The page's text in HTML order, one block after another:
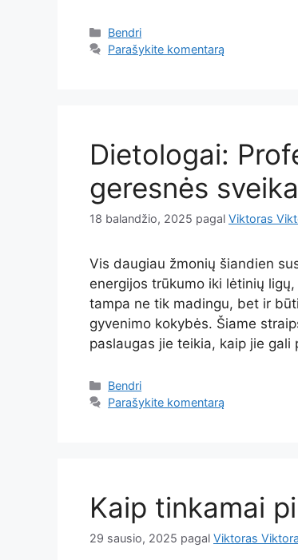
Kategorijos
Bendri
Parašykite komentarą
Dietologai:
geresnės
18 balandžio, 2025 pagal Viktoras
Vis daugiau žmonių šiandien
energijos trūkumo iki lėtinių
tampa ne tik madingu, bet ir
gyvenimo kokybės. Šiame
paslaugas jie teikia, kaip jie gali
Kategorijos
Bendri
Parašykite komentarą
Kaip tinkamai
29 sausio, 2025 pagal Viktoras